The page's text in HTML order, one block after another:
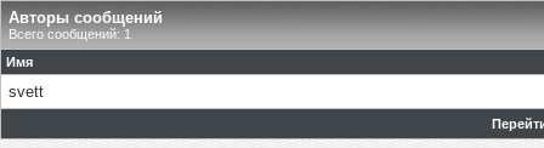
Авторы сообщений
Всего сообщений: 1
Имя
svett